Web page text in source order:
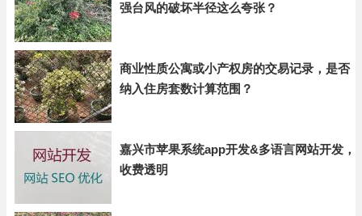
强台风的破坏半径这么夸张？
商业性质公寓或小产权房的交易记录，是否
纳入住房套数计算范围？
嘉兴市苹果系统app开发&多语言网站开发，
收费透明